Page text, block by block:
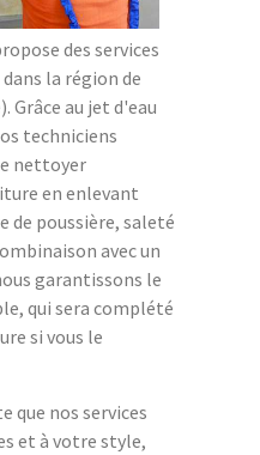
des services
la région de
Grâce au jet d'eau
techniciens
nettoyer
en enlevant
de poussière, saleté
avec un
garantissons le
qui sera complété
si vous le
que nos services
et à votre style,